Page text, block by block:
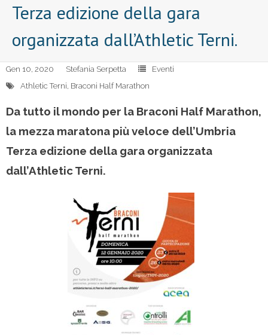
Terza edizione della gara
organizzata dall’Athletic Terni.
Gen 10, 2020 Stefania Serpetta
Eventi
Athletic Terni, Braconi Half Marathon
Da tutto il mondo per la Braconi Half Marathon,
la mezza maratona più veloce dell’Umbria
Terza edizione della gara organizzata
dall’Athletic Terni.